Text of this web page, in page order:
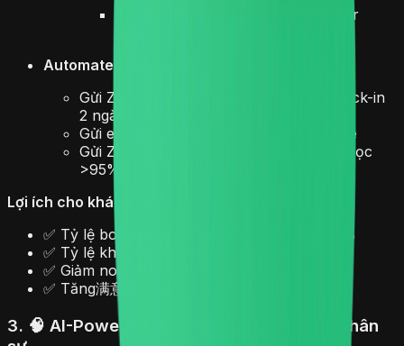
Khách cặp: Phòng honeymoon, far
Automated Follow-up:
Gửi Zalo Mini App nhắn nhắc trước check-in
2 ngày
Gửi email xác nhận booking với QR code
Gửi ZNS thông báo check-in/out (tỷ lệ đọc
>95%)
Lợi ích cho khách sạn:
✅ Tỷ lệ booking qua Zalo Mini App tăng 40%
✅ Tỷ lệ khách hàng repeat tăng 25%
✅ Giảm no-show từ 15% xuống 8%
✅ Tăng满意度 (CSAT) từ 4.2 lên 4.6/5.0
3. 🧠 AI-Powered Housekeeping - Tối ưu nhân